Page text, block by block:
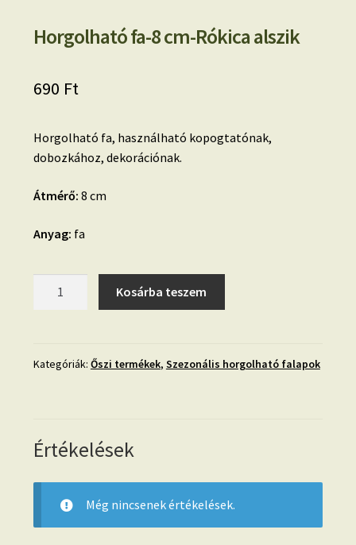
Horgolható fa-8 cm-Rókica alszik
690 Ft
Horgolható fa, használható kopogtatónak,
dobozkához, dekorációnak.
Átmérő: 8 cm
Anyag: fa
Rókica
Kosárba teszem
Kategóriák: Őszi termékek, Szezonális horgolható falapok
Értékelések
Még nincsenek értékelések.